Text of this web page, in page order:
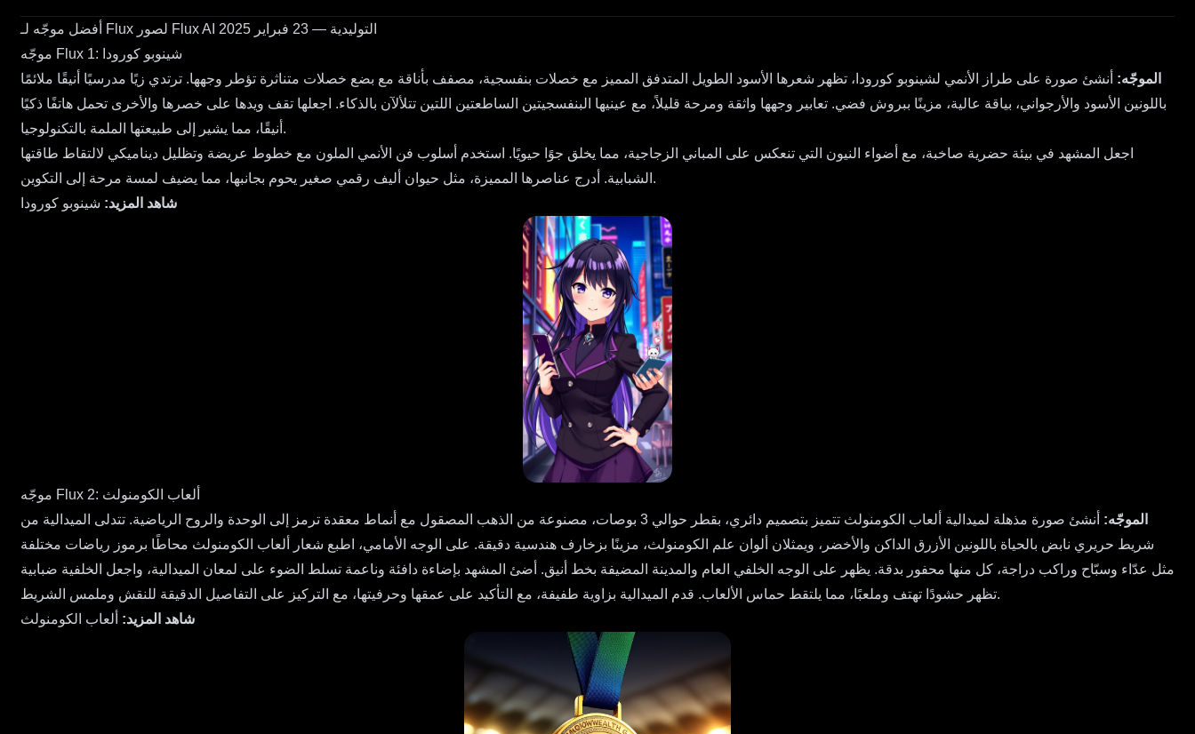
أفضل موجّه لـ Flux لصور Flux AI التوليدية — 23 فبراير 2025
موجّه Flux 1: شينوبو كورودا
الموجّه: أنشئ صورة على طراز الأنمي لشينوبو كورودا، تظهر شعرها الأسود الطويل المتدفق المميز مع خصلات بنفسجية، مصفف بأناقة مع بضع خصلات متناثرة تؤطر وجهها. ترتدي زيًا مدرسيًا أنيقًا ملائمًا
باللونين الأسود والأرجواني، بياقة عالية، مزينًا ببروش فضي. تعابير وجهها واثقة ومرحة قليلاً، مع عينيها البنفسجيتين الساطعتين اللتين تتلألآن بالذكاء. اجعلها تقف ويدها على خصرها والأخرى تحمل هاتفًا ذكيًا
أنيقًا، مما يشير إلى طبيعتها الملمة بالتكنولوجيا.
اجعل المشهد في بيئة حضرية صاخبة، مع أضواء النيون التي تنعكس على المباني الزجاجية، مما يخلق جوًا حيويًا. استخدم أسلوب فن الأنمي الملون مع خطوط عريضة وتظليل ديناميكي لالتقاط طاقتها
الشبابية. أدرج عناصرها المميزة، مثل حيوان أليف رقمي صغير يحوم بجانبها، مما يضيف لمسة مرحة إلى التكوين.
شاهد المزيد: شينوبو كورودا
موجّه Flux 2: ألعاب الكومنولث
الموجّه:
أنشئ صورة مذهلة لميدالية ألعاب الكومنولث تتميز بتصميم دائري، بقطر حوالي 3 بوصات، مصنوعة من الذهب المصقول مع أنماط معقدة ترمز إلى الوحدة والروح الرياضية. تتدلى الميدالية من
شريط حريري نابض بالحياة باللونين الأزرق الداكن والأخضر، ويمثلان ألوان علم الكومنولث، مزينًا بزخارف هندسية دقيقة. على الوجه الأمامي، اطبع شعار ألعاب الكومنولث محاطًا برموز رياضات مختلفة
مثل عدّاء وسبّاح وراكب دراجة، كل منها محفور بدقة. يظهر على الوجه الخلفي العام والمدينة المضيفة بخط أنيق. أضئ المشهد بإضاءة دافئة وناعمة تسلط الضوء على لمعان الميدالية، واجعل الخلفية ضبابية
تظهر حشودًا تهتف وملعبًا، مما يلتقط حماس الألعاب. قدم الميدالية بزاوية طفيفة، مع التأكيد على عمقها وحرفيتها، مع التركيز على التفاصيل الدقيقة للنقش وملمس الشريط.
شاهد المزيد: ألعاب الكومنولث